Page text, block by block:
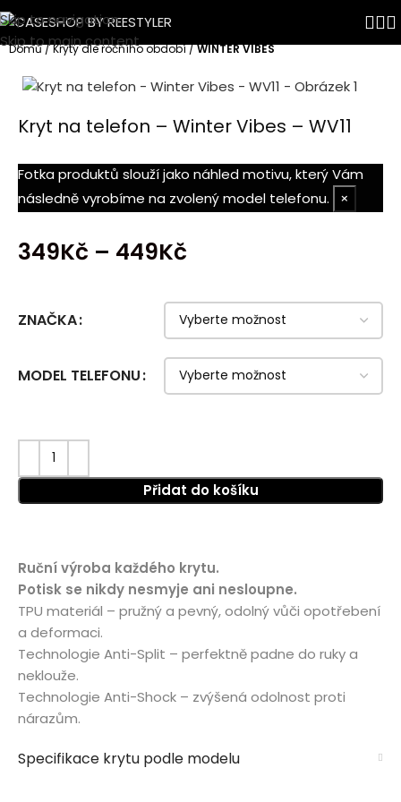
Skip to navigation
Skip to main content
Domů Kryty dle ročního období WINTER VIBES
Kryt na telefon – Winter Vibes – WV11
Fotka produktů slouží jako náhled motivu, který Vám
následně vyrobíme na zvolený model telefonu.
×
349Kč – 449Kč
ZNAČKA
MODEL TELEFONU
Přidat do košíku
Ruční výroba každého krytu.
Potisk se nikdy nesmyje ani nesloupne.
TPU materiál – pružný a pevný, odolný vůči opotřebení
a deformaci.
Technologie Anti-Split – perfektně padne do ruky a
neklouže.
Technologie Anti-Shock – zvýšená odolnost proti
nárazům.
Specifikace krytu podle modelu